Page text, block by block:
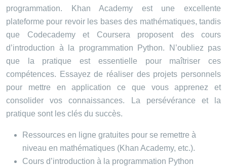
programmation. Khan Academy est une excellente
plateforme pour revoir les bases des mathématiques, tandis
que Codecademy et Coursera proposent des cours
d’introduction à la programmation Python. N’oubliez pas
que la pratique est essentielle pour maîtriser ces
compétences. Essayez de réaliser des projets personnels
pour mettre en application ce que vous apprenez et
consolider vos connaissances. La persévérance et la
pratique sont les clés du succès.
Ressources en ligne gratuites pour se remettre à
niveau en mathématiques (Khan Academy, etc.).
Cours d’introduction à la programmation Python